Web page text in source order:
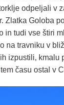
odpeljali v
Zlatka Goloba
in tudi vse štiri
na travniku v
izpustili, kmalu
času ostal v